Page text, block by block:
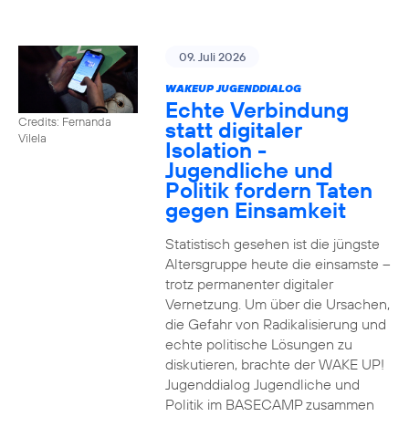
Credits: Fernanda
Vilela
09. Juli 2026
WAKEUP JUGENDDIALOG
Echte Verbindung
statt digitaler
Isolation -
Jugendliche und
Politik fordern Taten
gegen Einsamkeit
Statistisch gesehen ist die jüngste
Altersgruppe heute die einsamste –
trotz permanenter digitaler
Vernetzung. Um über die Ursachen,
die Gefahr von Radikalisierung und
echte politische Lösungen zu
diskutieren, brachte der WAKE UP!
Jugenddialog Jugendliche und
Politik im BASECAMP zusammen